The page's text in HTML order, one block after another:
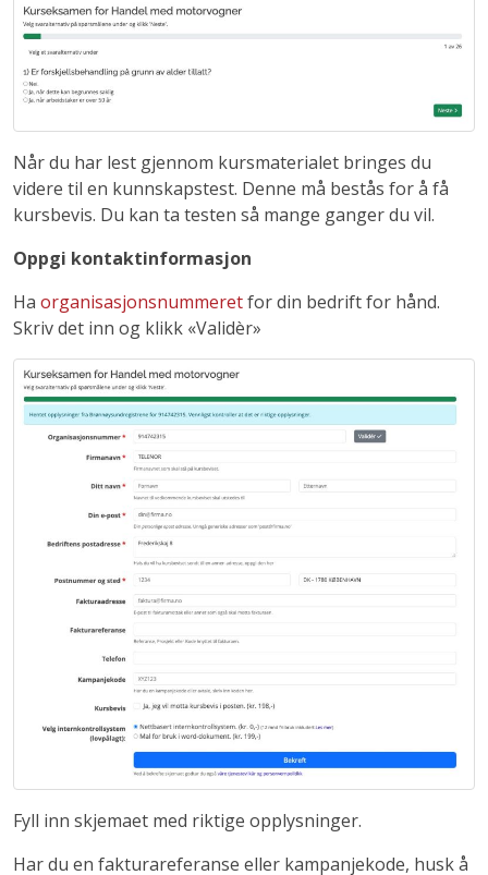
Når du har lest gjennom kursmaterialet bringes du
videre til en kunnskapstest. Denne må bestås for å få
kursbevis. Du kan ta testen så mange ganger du vil.
Oppgi kontaktinformasjon
Ha organisasjonsnummeretfor din bedrift for hånd.
Skriv det inn og klikk «Validèr»
Fyll inn skjemaet med riktige opplysninger.
Har du en fakturareferanse eller kampanjekode, husk å